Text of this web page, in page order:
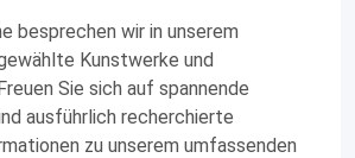
besprechen wir in unserem
Kunstwerke und
Sie sich auf spannende
ausführlich recherchierte
zu unserem umfassenden